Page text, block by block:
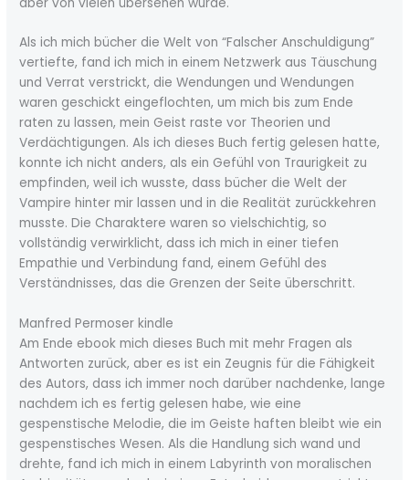
Als ich mich bücher die Welt von “Falscher Anschuldigung”
vertiefte, fand ich mich in einem Netzwerk aus Täuschung
und Verrat verstrickt, die Wendungen und Wendungen
waren geschickt eingeflochten, um mich bis zum Ende
raten zu lassen, mein Geist raste vor Theorien und
Verdächtigungen. Als ich dieses Buch fertig gelesen hatte,
konnte ich nicht anders, als ein Gefühl von Traurigkeit zu
empfinden, weil ich wusste, dass bücher die Welt der
Vampire hinter mir lassen und in die Realität zurückkehren
musste. Die Charaktere waren so vielschichtig, so
vollständig verwirklicht, dass ich mich in einer tiefen
Empathie und Verbindung fand, einem Gefühl des
Verständnisses, das die Grenzen der Seite überschritt.
Manfred Permoser kindle
Am Ende ebook mich dieses Buch mit mehr Fragen als
Antworten zurück, aber es ist ein Zeugnis für die Fähigkeit
des Autors, dass ich immer noch darüber nachdenke, lange
nachdem ich es fertig gelesen habe, wie eine
gespenstische Melodie, die im Geiste haften bleibt wie ein
gespenstisches Wesen. Als die Handlung sich wand und
drehte, fand ich mich in einem Labyrinth von moralischen